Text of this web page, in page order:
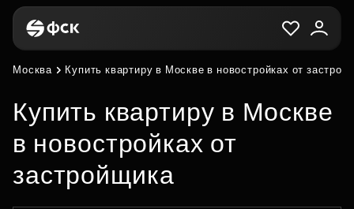
Москва Купить квартиру в Москве в новостройках от
Купить квартиру в Москве
в новостройках от
застройщика